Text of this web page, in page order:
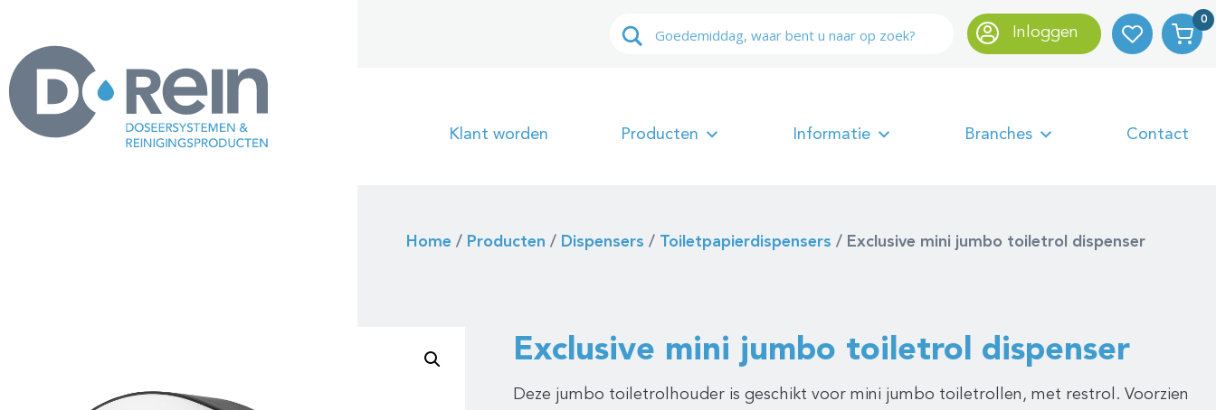
0
Inloggen
Klant worden Producten Informatie Branches Contact
Home/ Producten / Dispensers / Toiletpapierdispensers / Exclusive mini jumbo toiletrol dispenser
Exclusive mini jumbo toiletrol dispenser
Deze jumbo toiletrolhouder is geschikt voor mini jumbo toiletrollen, met restrol. Voorzien